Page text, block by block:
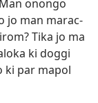
onongo
jo man marac-
Tika jo ma
ki doggi
ki par mapol